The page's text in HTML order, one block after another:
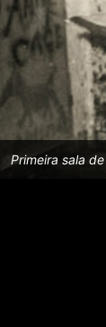
Primeira sala